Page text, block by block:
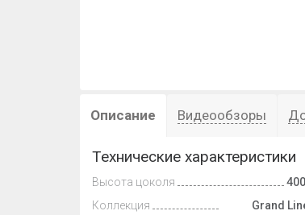
Описание Видеообзоры
Технические характеристики
Высота цоколя
Коллекция
Grand